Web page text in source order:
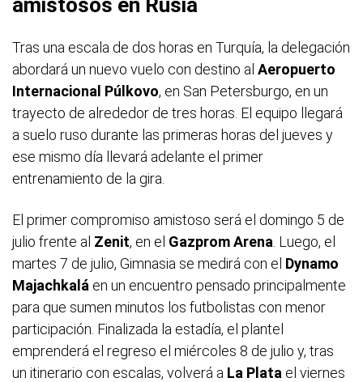
amistosos en Rusia
Tras una escala de dos horas en Turquía, la delegación
abordará un nuevo vuelo con destino al Aeropuerto
Internacional Púlkovo, en San Petersburgo, en un
trayecto de alrededor de tres horas. El equipo llegará
a suelo ruso durante las primeras horas del jueves y
ese mismo día llevará adelante el primer
entrenamiento de la gira.
El primer compromiso amistoso será el domingo 5 de
julio frente al Zenit, en el Gazprom Arena . Luego, el
martes 7 de julio, Gimnasia se medirá con el Dynamo
Majachkalá en un encuentro pensado principalmente
para que sumen minutos los futbolistas con menor
participación. Finalizada la estadía, el plantel
emprenderá el regreso el miércoles 8 de julio y, tras
un itinerario con escalas, volverá a La Plata el viernes